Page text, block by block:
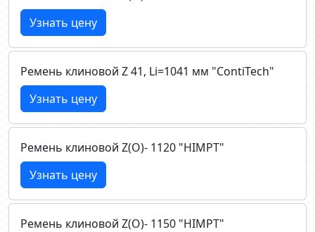
Узнать цену
Ремень клиновой Z 41, Li=1041 мм "ContiTech"
Узнать цену
Ремень клиновой Z(О)- 1120 "HIMPT"
Узнать цену
Ремень клиновой Z(О)- 1150 "HIMPT"